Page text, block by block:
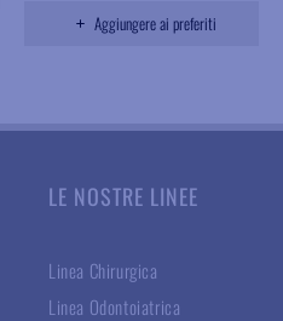
Aggiungere ai preferiti
LE NOSTRE LINEE
Linea Chirurgica
Linea Odontoiatrica